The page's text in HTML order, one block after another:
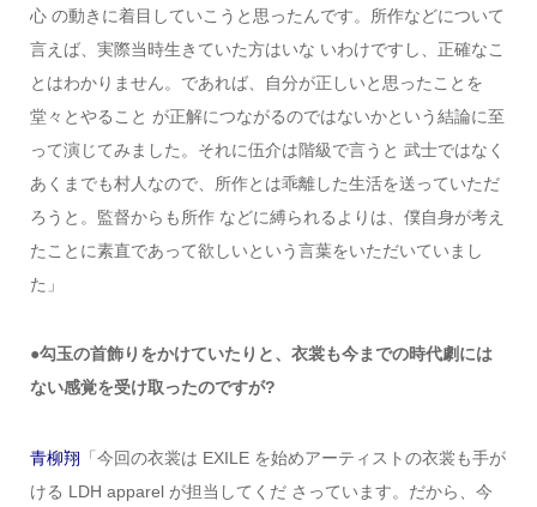
心 の動きに着目していこうと思ったんです。所作などについて
言えば、実際当時生きていた方はいな いわけですし、正確なこ
とはわかりません。であれば、自分が正しいと思ったことを
堂々とやること が正解につながるのではないかという結論に至
って演じてみました。それに伍介は階級で言うと 武士ではなく
あくまでも村人なので、所作とは乖離した生活を送っていただ
ろうと。監督からも所作 などに縛られるよりは、僕自身が考え
たことに素直であって欲しいという言葉をいただいていまし
た」
●勾玉の首飾りをかけていたりと、衣裳も今までの時代劇には
ない感覚を受け取ったのですが?
青柳翔 「今回の衣裳は EXILE を始めアーティストの衣裳も手が
ける LDH apparel が担当してくだ さっています。だから、今